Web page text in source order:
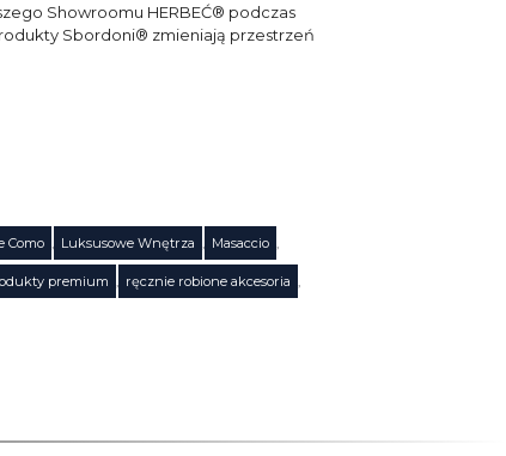
Showroomu HERBEĆ® podczas
Sbordoni® zmieniają przestrzeń
Como Luksusowe Wnętrza Masaccio
premium ręcznie robione akcesoria